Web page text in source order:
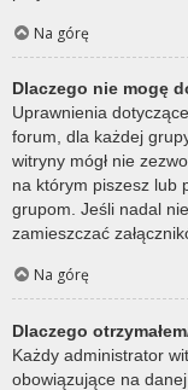
Na górę
Dlaczego nie mogę
Uprawnienia
forum, dla każdej
witryny mógł nie
na którym piszesz lub
grupom. Jeśli nadal
zamieszczać
Na górę
Dlaczego
Każdy administrator
obowiązujące na